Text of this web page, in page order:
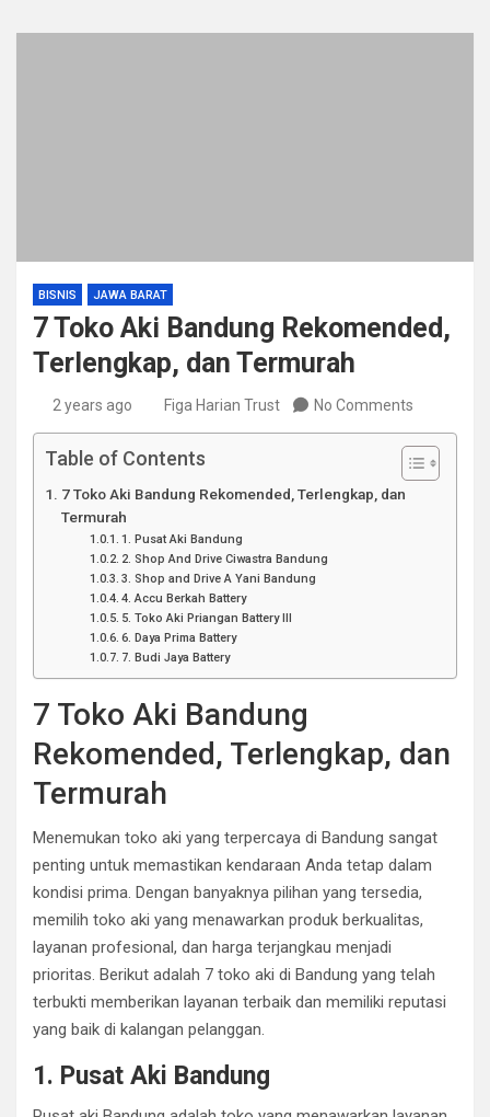
BISNIS JAWA BARAT
7 Toko Aki Bandung Rekomended,
Terlengkap, dan Termurah
2 years ago Figa Harian Trust No Comments
Table of Contents
7 Toko Aki Bandung Rekomended, Terlengkap, dan
Termurah
1. Pusat Aki Bandung
2. Shop And Drive Ciwastra Bandung
3. Shop and Drive A Yani Bandung
4. Accu Berkah Battery
5. Toko Aki Priangan Battery III
6. Daya Prima Battery
7. Budi Jaya Battery
7 Toko Aki Bandung
Rekomended, Terlengkap, dan
Termurah
Menemukan toko aki yang terpercaya di Bandung sangat
penting untuk memastikan kendaraan Anda tetap dalam
kondisi prima. Dengan banyaknya pilihan yang tersedia,
memilih toko aki yang menawarkan produk berkualitas,
layanan profesional, dan harga terjangkau menjadi
prioritas. Berikut adalah 7 toko aki di Bandung yang telah
terbukti memberikan layanan terbaik dan memiliki reputasi
yang baik di kalangan pelanggan.
1. Pusat Aki Bandung